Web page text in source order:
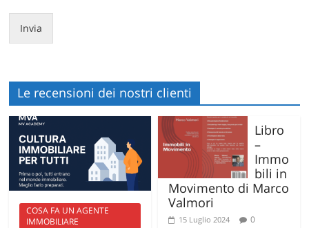
Invia
Le recensioni dei nostri clienti
COSA FA UN AGENTE
IMMOBILIARE
Libro
–
Immo
bili in
Movimento di Marco
Valmori
15 Luglio 2024 0